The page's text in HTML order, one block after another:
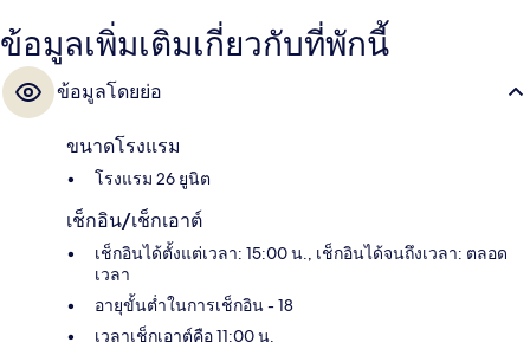
ข้อมูลเพิ่มเติมเกี่ยวกับที่พักนี้
ข้อมูลโดยย่อ
ขนาดโรงแรม
โรงแรม 26 ยูนิต
เช็กอิน/เช็กเอาต์
เช็กอินได้ตั้งแต่เวลา: 15:00 น., เช็กอินได้จนถึงเวลา: ตลอด
เวลา
อายุขั้นต่ำในการเช็กอิน - 18
เวลาเช็กเอาต์คือ 11:00 น.